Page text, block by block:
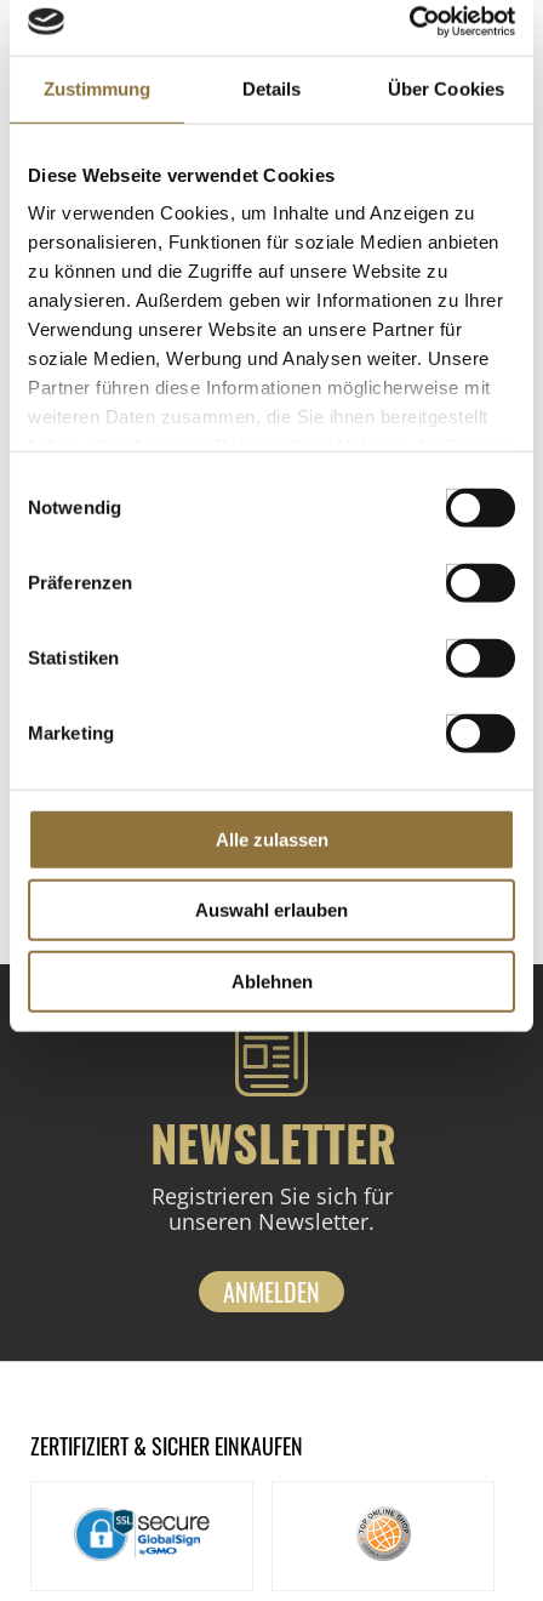
Zustimmung Details Über Cookies
Diese Webseite verwendet Cookies
Wir verwenden Cookies, um Inhalte und Anzeigen zu
personalisieren, Funktionen für soziale Medien anbieten
zu können und die Zugriffe auf unsere Website zu
analysieren. Außerdem geben wir Informationen zu Ihrer
Verwendung unserer Website an unsere Partner für
soziale Medien, Werbung und Analysen weiter. Unsere
Partner führen diese Informationen möglicherweise mit
weiteren Daten zusammen, die Sie ihnen bereitgestellt
Notwendig
Präferenzen
Statistiken
Marketing
Alle zulassen
Auswahl erlauben
Ablehnen
LEBENSMITTELKENNZEICHNUNGEN
St.
LEBENSMITTELKENNZEICHNUNGEN
WIBERG Würzsauce N° 1, Umami, 500
ml
Art.Nr.:43468
€ 13,31
Antoniewicz - Kaffeeöl, Würzöl auf
St.
NEWSLETTER
Registrieren Sie sich für
unseren Newsletter.
ANMELDEN
ZERTIFIZIERT & SICHER EINKAUFEN